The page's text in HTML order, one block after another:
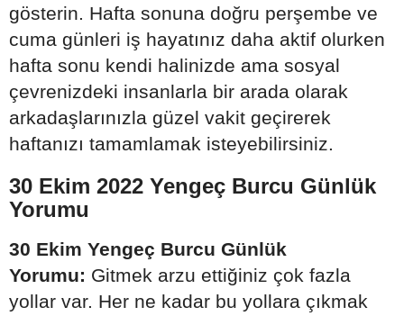
gösterin. Hafta sonuna doğru perşembe ve
cuma günleri iş hayatınız daha aktif olurken
hafta sonu kendi halinizde ama sosyal
çevrenizdeki insanlarla bir arada olarak
arkadaşlarınızla güzel vakit geçirerek
haftanızı tamamlamak isteyebilirsiniz.
30 Ekim 2022 Yengeç Burcu Günlük
Yorumu
30 Ekim Yengeç Burcu Günlük
Yorumu: Gitmek arzu ettiğiniz çok fazla
yollar var. Her ne kadar bu yollara çıkmak